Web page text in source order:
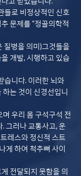
들로 비정상적인 신호
문제를 "정골의학적
병을 의미)그것들을
개발, 시행하고 있습
습니다. 이러한 뇌와
는 것이 신경선입니
우리 몸 구석구석 전
그러나 교통사고, 운
레스와 정신적 스트
게 하여 척추뼈 사이
전달되지 못함을 의